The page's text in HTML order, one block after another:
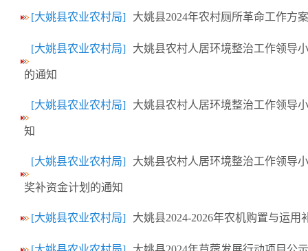
[大姚县农业农村局] 大姚县2024年农村厕所革命工作方案
[大姚县农业农村局] 大姚县农村人居环境整治工作领导
的通知
[大姚县农业农村局] 大姚县农村人居环境整治工作领导
知
[大姚县农业农村局] 大姚县农村人居环境整治工作领导
奖补资金计划的通知
[大姚县农业农村局] 大姚县2024-2026年农机购置与运用